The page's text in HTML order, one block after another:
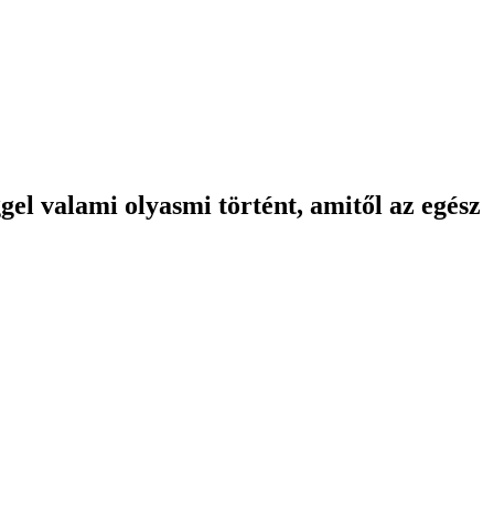
valami olyasmi történt, amitől az egész